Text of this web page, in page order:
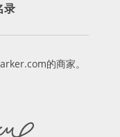
录
的商家。